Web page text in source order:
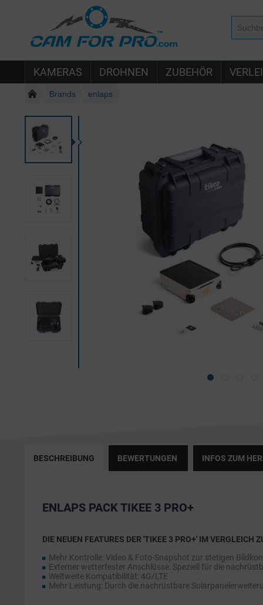
KAMERAS DROHNEN ZUBEHÖR
Brands enlaps
BESCHREIBUNG BEWERTUNGEN INFOS ZUM
ENLAPS PACK TIKEE 3 PRO+
DIE NEUEN FEATURES DER 'TIKEE 3 PRO+' IM VERGLEICH
Mehr Kontrolle: Video & Foto-Snapshot zur stetigen
Externer wetterfester Anschlüsse: Speziell für die
Weltweite Kompatibilität: 4G/LTE
Mehr Leistung: Durch die nachrüstbare